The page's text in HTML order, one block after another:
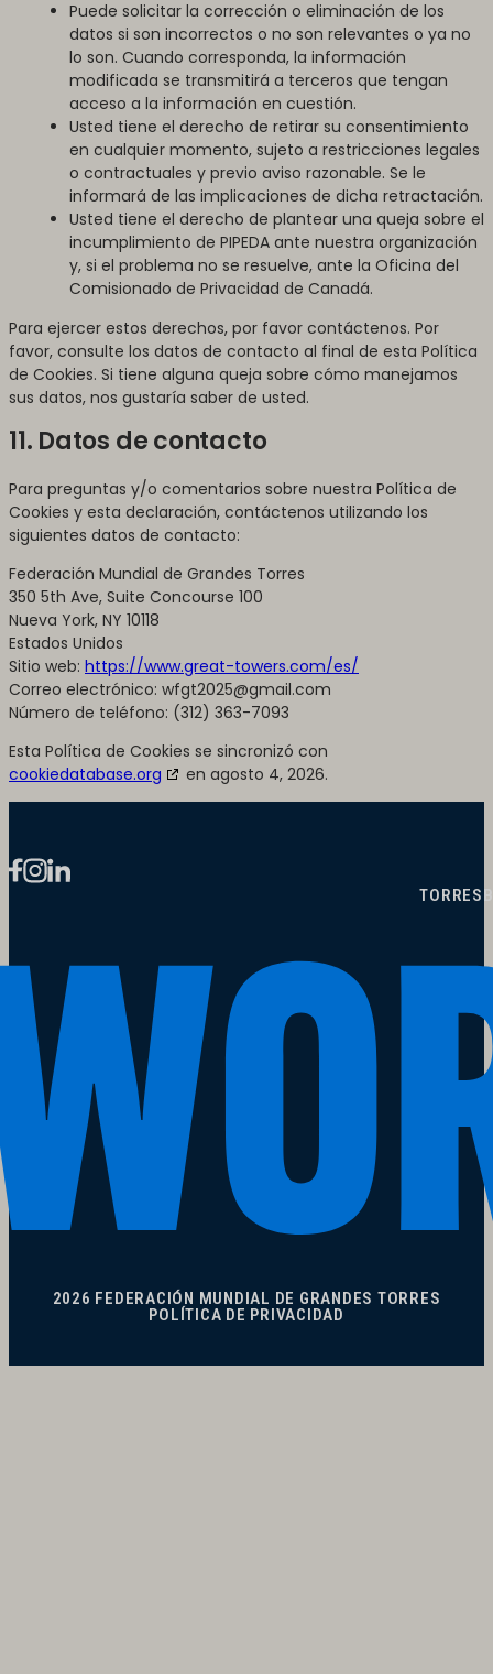
Puede solicitar la corrección o eliminación de los
datos si son incorrectos o no son relevantes o ya no
lo son. Cuando corresponda, la información
modificada se transmitirá a terceros que tengan
acceso a la información en cuestión.
Usted tiene el derecho de retirar su consentimiento
en cualquier momento, sujeto a restricciones legales
o contractuales y previo aviso razonable. Se le
informará de las implicaciones de dicha retractación.
Usted tiene el derecho de plantear una queja sobre el
incumplimiento de PIPEDA ante nuestra organización
y, si el problema no se resuelve, ante la Oficina del
Comisionado de Privacidad de Canadá.
Para ejercer estos derechos, por favor contáctenos. Por
favor, consulte los datos de contacto al final de esta Política
de Cookies. Si tiene alguna queja sobre cómo manejamos
sus datos, nos gustaría saber de usted.
11. Datos de contacto
Para preguntas y/o comentarios sobre nuestra Política de
Cookies y esta declaración, contáctenos utilizando los
siguientes datos de contacto:
Federación Mundial de Grandes Torres
350 5th Ave, Suite Concourse 100
Nueva York, NY 10118
Estados Unidos
Sitio web: https://www.great-towers.com/es/
Correo electrónico: wfgt2025@gmail.com
Número de teléfono: (312) 363-7093
Esta Política de Cookies se sincronizó con
cookiedatabase.org
en agosto 4, 2026.
TORRES
2026 FEDERACIÓN MUNDIAL DE GRANDES TORRES
POLÍTICA DE PRIVACIDAD